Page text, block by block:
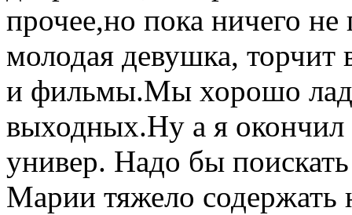
прочее,но пока ничего
молодая девушка,
и фильмы.Мы хорошо
выходных.Ну а я
универ. Надо бы
Марии тяжело содержать